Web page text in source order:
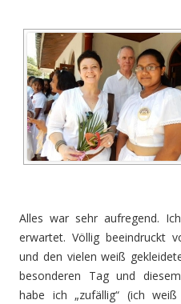
Alles war sehr aufregend.
erwartet. Völlig beeindruckt
und den vielen weiß
besonderen Tag und
habe ich „zufällig“ (ich